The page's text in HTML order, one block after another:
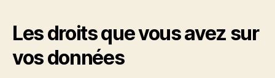
Les droits que vous avez sur
vos données